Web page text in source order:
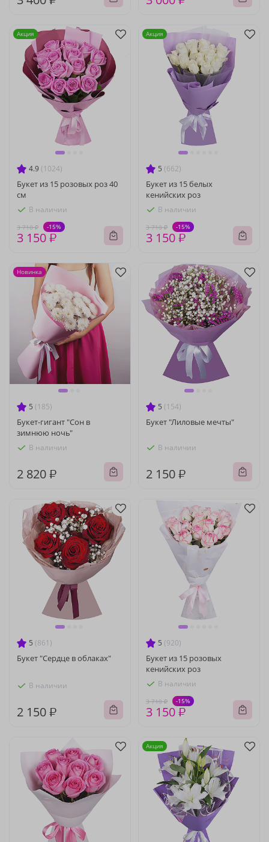
4.9 (1024)
Букет из 15 розовых роз 40
см
В наличии
3 710 ₽ -15%
3 150 ₽
Акция
5 (662)
Букет из 15 белых
кенийских роз
В наличии
3 710 ₽ -15%
3 150 ₽
Акция
5 (185)
Букет-гигант "Сон в
зимнюю ночь"
В наличии
2 820 ₽
Новинка
5 (154)
Букет "Лиловые мечты"
В наличии
2 150 ₽
5 (861)
Букет "Сердце в облаках"
В наличии
2 150 ₽
5 (920)
Букет из 15 розовых
кенийских роз
В наличии
3 710 ₽ -15%
3 150 ₽
Акция